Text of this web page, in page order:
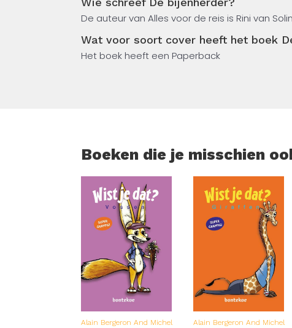
hoek. Zijn opa vertelt over zijn eigen
geleerd.
De crux is te ‘ontmanagen’ en oude
De auteur van Alles voor de reis is Rini van
Wat voor soort cover heeft het boek
Het boek heeft een Paperback
Boeken die je misschien
Alain Bergeron And Michel
Alain Bergeron And Michel